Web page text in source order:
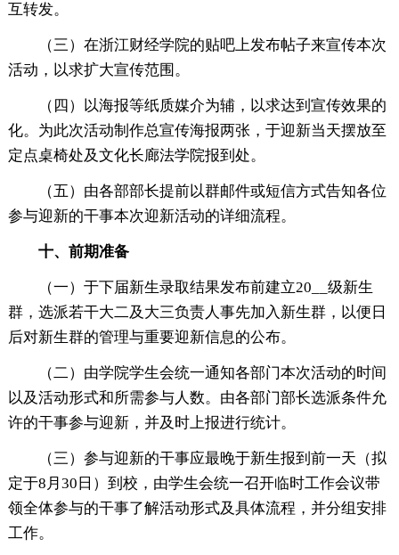
互转发。
（三）在浙江财经学院的贴吧上发布帖子来宣传本次
活动，以求扩大宣传范围。
（四）以海报等纸质媒介为辅，以求达到宣传效果的
化。为此次活动制作总宣传海报两张，于迎新当天摆放至
定点桌椅处及文化长廊法学院报到处。
（五）由各部部长提前以群邮件或短信方式告知各位
参与迎新的干事本次迎新活动的详细流程。
十、前期准备
（一）于下届新生录取结果发布前建立20__级新生
群，选派若干大二及大三负责人事先加入新生群，以便日
后对新生群的管理与重要迎新信息的公布。
（二）由学院学生会统一通知各部门本次活动的时间
以及活动形式和所需参与人数。由各部门部长选派条件允
许的干事参与迎新，并及时上报进行统计。
（三）参与迎新的干事应最晚于新生报到前一天（拟
定于8月30日）到校，由学生会统一召开临时工作会议带
领全体参与的干事了解活动形式及具体流程，并分组安排
工作。